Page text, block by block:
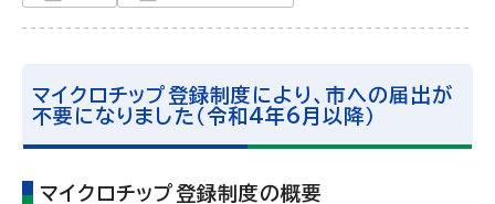
マイクロチップ登録制度により、市への届出が
不要になりました（令和4年6月以降）
マイクロチップ登録制度の概要